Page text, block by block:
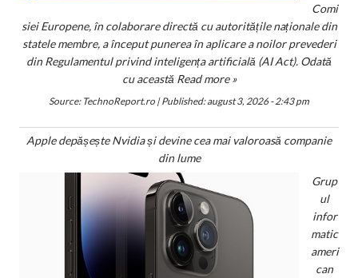
Comi
siei Europene, în colaborare directă cu autoritățile naționale din
statele membre, a început punerea în aplicare a noilor prevederi
din Regulamentul privind inteligența artificială (AI Act). Odată
cu această Read more »
Source: TechnoReport.ro |Published:august 3, 2026 - 2:43 pm
Apple depășește Nvidia și devine cea mai valoroasă companie
din lume
Grup
ul
infor
matic
ameri
can